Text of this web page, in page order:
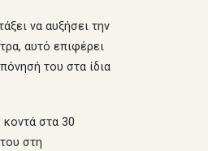
να αυξήσει την
αυτό επιφέρει
του στα ίδια
κοντά στα 30
στη